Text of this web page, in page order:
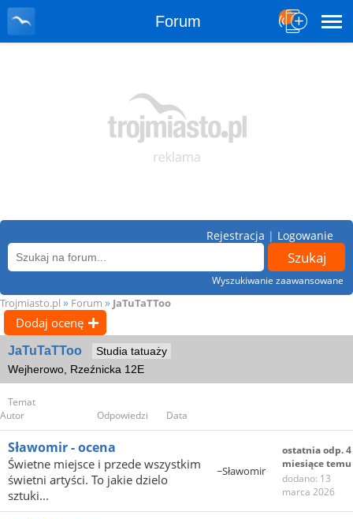
Forum
Wyszukiwanie zaawansowane
Rejestracja | Logowanie
Trojmiasto.pl » Forum » JaTuTaTToo
Dodaj ocenę
JaTuTaTToo
Studia tatuaży
Wejherowo, Rzeźnicka 12E
Temat
Autor
Odpowiedzi Data
Sławomir - ocena
Świetne miejsce i przede wszystkim
świetni artyści. To jakie dzielo
sztuki...
~Sławomir
ostatnia odp. 4
miesiące temu
dodano: 13
marca 2026